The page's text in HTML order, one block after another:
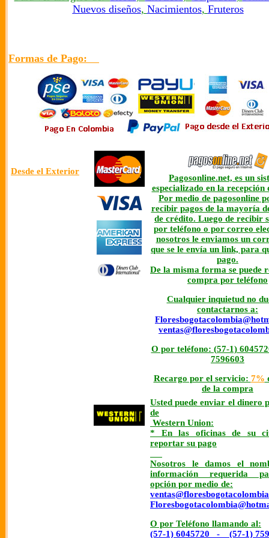
Nuevos diseños, Nacimientos, Fruteros
Formas de Pago:
Desde el Exterior
Pagosonline.net, es un
especializado en la recepción
Por medio de pagosonline
recibir pagos de la mayoría
de crédito. Luego de recibir
por teléfono o por correo
nosotros le enviamos un
que se le envía un link, para
pago.
De la misma forma se puede
compra por teléfono
Cualquier inquietud no
contactarnos a:
O por teléfono: (57-1)
7596603
Recargo por el servicio: 7%
de la compra
Usted puede enviar el dinero
de
Western Union:
* En las oficinas de su
reportar su pago
Nosotros le damos el
información requerida
opción por medio de:
O por Teléfono llamando al:
(57-1) 6045720 - (57-1)